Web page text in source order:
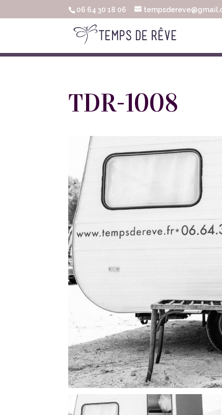
06 64 30 18 06
TDR-1008